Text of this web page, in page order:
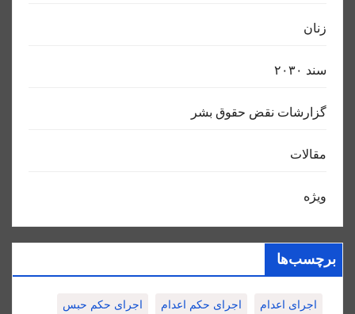
زنان
سند ٢٠٣٠
گزارشات نقض حقوق بشر
مقالات
ویژه
برچسب‌ها
اجرای اعدام اجرای حکم اعدام اجرای حکم حبس